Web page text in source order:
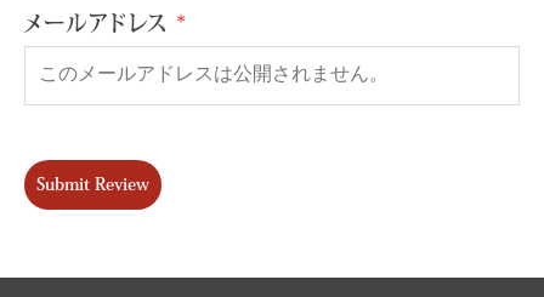
メールアドレス
Submit Review